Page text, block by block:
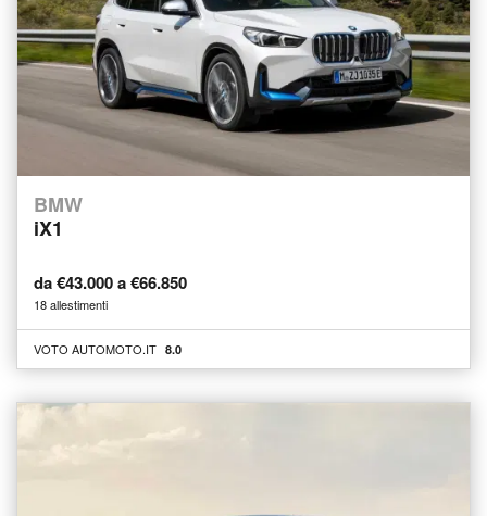
BMW
iX1
da €43.000 a €66.850
18 allestimenti
VOTO AUTOMOTO.IT 8.0